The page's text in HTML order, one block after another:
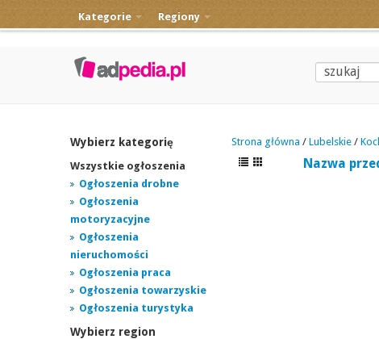
Kategorie Regiony
Wybierz kategorię
Wszystkie ogłoszenia
Ogłoszenia drobne
Ogłoszenia
motoryzacyjne
Ogłoszenia
nieruchomości
Ogłoszenia praca
Ogłoszenia towarzyskie
Ogłoszenia turystyka
Wybierz region
Strona główna / Lubelskie /
Nazwa